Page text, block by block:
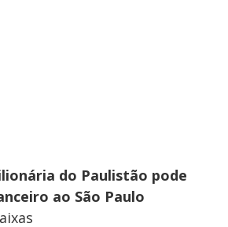
do Paulistão pode
ao São Paulo